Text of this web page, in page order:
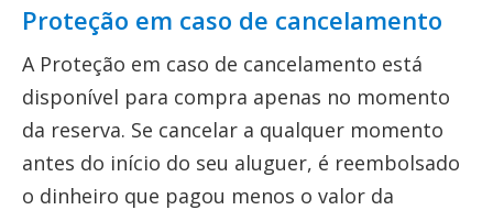
Proteção em caso de cancelamento
A Proteção em caso de cancelamento está
disponível para compra apenas no momento
da reserva. Se cancelar a qualquer momento
antes do início do seu aluguer, é reembolsado
o dinheiro que pagou menos o valor da